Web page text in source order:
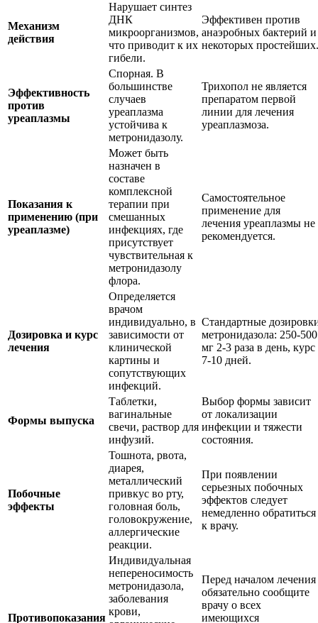
Механизм
действия
Нарушает синтез
ДНК
микроорганизмов,
что приводит к их
гибели.
Эффективен против
анаэробных бактерий и
некоторых простейших.
Эффективность
против
уреаплазмы
Спорная. В
большинстве
случаев
уреаплазма
устойчива к
метронидазолу.
Трихопол не является
препаратом первой
линии для лечения
уреаплазмоза.
Показания к
применению (при
уреаплазме)
Может быть
назначен в
составе
комплексной
терапии при
смешанных
инфекциях, где
присутствует
чувствительная к
метронидазолу
флора.
Самостоятельное
применение для
лечения уреаплазмы не
рекомендуется.
Дозировка и курс
лечения
Определяется
врачом
индивидуально, в
зависимости от
клинической
картины и
сопутствующих
инфекций.
Стандартные
метронидазола: 250-500
мг 2-3 раза в день, курс
7-10 дней.
Формы выпуска
Таблетки,
вагинальные
свечи, раствор для
инфузий.
Выбор формы зависит
от локализации
инфекции и тяжести
состояния.
Побочные
эффекты
Тошнота, рвота,
диарея,
металлический
привкус во рту,
головная боль,
головокружение,
аллергические
реакции.
При появлении
серьезных побочных
эффектов следует
немедленно обратиться
к врачу.
Противопоказания
Индивидуальная
непереносимость
метронидазола,
заболевания
крови,
Перед началом лечения
обязательно сообщите
врачу о всех
имеющихся